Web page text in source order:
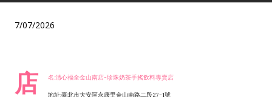
7/07/2026
店 名:清心福全金山南店-珍珠奶茶手搖飲料專賣店
地址:臺北市大安區永康里金山南路二段27-1號